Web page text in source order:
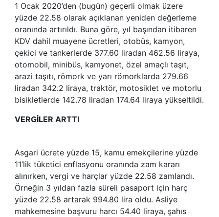
1 Ocak 2020’den (bugün) geçerli olmak üzere
yüzde 22.58 olarak açıklanan yeniden değerleme
oranında artırıldı. Buna göre, yıl başından itibaren
KDV dahil muayene ücretleri, otobüs, kamyon,
çekici ve tankerlerde 377.60 liradan 462.56 liraya,
otomobil, minibüs, kamyonet, özel amaçlı taşıt,
arazi taşıtı, römork ve yarı römorklarda 279.66
liradan 342.2 liraya, traktör, motosiklet ve motorlu
bisikletlerde 142.78 liradan 174.64 liraya yükseltildi.
VERGİLER ARTTI
Asgari ücrete yüzde 15, kamu emekçilerine yüzde
11’lik tüketici enflasyonu oranında zam kararı
alınırken, vergi ve harçlar yüzde 22.58 zamlandı.
Örneğin 3 yıldan fazla süreli pasaport için harç
yüzde 22.58 artarak 994.80 lira oldu. Asliye
mahkemesine başvuru harcı 54.40 liraya, şahıs